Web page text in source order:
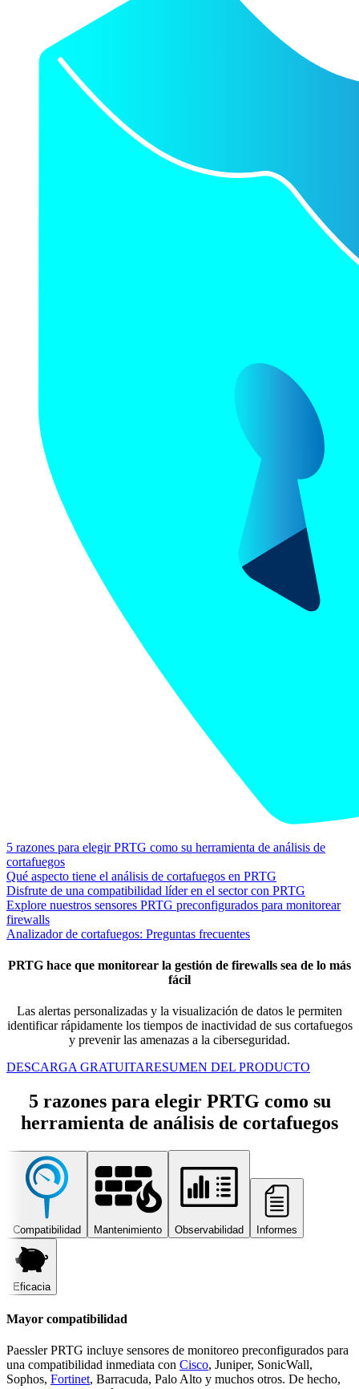
5 razones para elegir PRTG como su herramienta de análisis de
cortafuegos
Qué aspecto tiene el análisis de cortafuegos en PRTG
Disfrute de una compatibilidad líder en el sector con PRTG
Explore nuestros sensores PRTG preconfigurados para monitorear
firewalls
Analizador de cortafuegos: Preguntas frecuentes
PRTG hace que monitorear la gestión de firewalls sea de lo más
fácil
Las alertas personalizadas y la visualización de datos le permiten
identificar rápidamente los tiempos de inactividad de sus cortafuegos
y prevenir las amenazas a la ciberseguridad.
DESCARGA GRATUITARESUMEN DEL PRODUCTO
5 razones para elegir PRTG como su
herramienta de análisis de cortafuegos
Compatibilidad Mantenimiento Observabilidad Informes
Eficacia
Mayor compatibilidad
Paessler PRTG incluye sensores de monitoreo preconfigurados para
una compatibilidad inmediata con Cisco, Juniper, SonicWall,
Sophos, Fortinet, Barracuda, Palo Alto y muchos otros. De hecho,